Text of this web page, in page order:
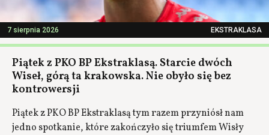
7 sierpnia 2026 EKSTRAKLASA
Piątek z PKO BP Ekstraklasą. Starcie dwóch
Wiseł, górą ta krakowska. Nie obyło się bez
kontrowersji
Piątek z PKO BP Ekstraklasą tym razem przyniósł nam
jedno spotkanie, które zakończyło się triumfem Wisły